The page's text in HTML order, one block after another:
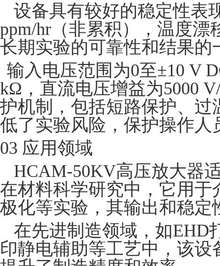
设备具有较好的稳定性表
ppm/hr（非累积），温度漂
长期实验的可靠性和结果的
输入电压范围为0至±10 V
kΩ，直流电压增益为5000
护机制，包括短路保护、
低了实验风险，保护操作人
03 应用领域
HCAM-50KV高压放大器
在材料科学研究中，它用
极化等实验，其输出和稳
在先进制造领域，如EHD
印静电辅助等工艺中，该